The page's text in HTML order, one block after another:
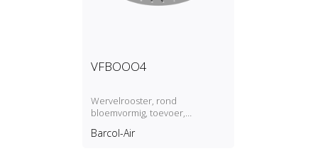
VFBOOO4
Wervelrooster, rond
bloemvormig, toevoer,
Barcol-Air